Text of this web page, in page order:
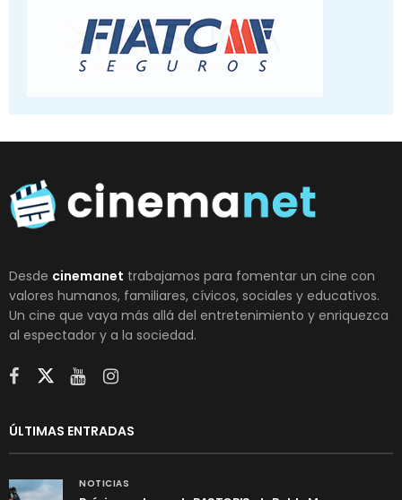
Desde cinemanet trabajamos para fomentar un cine con
valores humanos, familiares, cívicos, sociales y educativos.
Un cine que vaya más allá del entretenimiento y enriquezca
al espectador y a la sociedad.
ÚLTIMAS ENTRADAS
NOTICIAS